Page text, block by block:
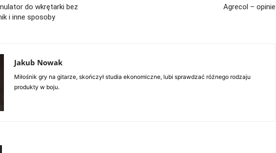
do wkrętarki bez
i inne sposoby
Agrecol – opinie
Jakub Nowak
Miłośnik gry na gitarze, skończył studia ekonomiczne, lubi sprawdzać różnego rodzaju
produkty w boju.